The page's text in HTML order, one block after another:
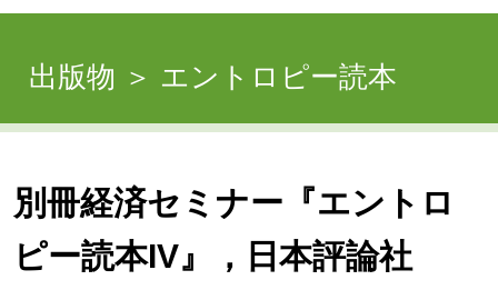
出版物 ＞ エントロピー読本
別冊経済セミナー『エントロ
ピー読本IV』，日本評論社